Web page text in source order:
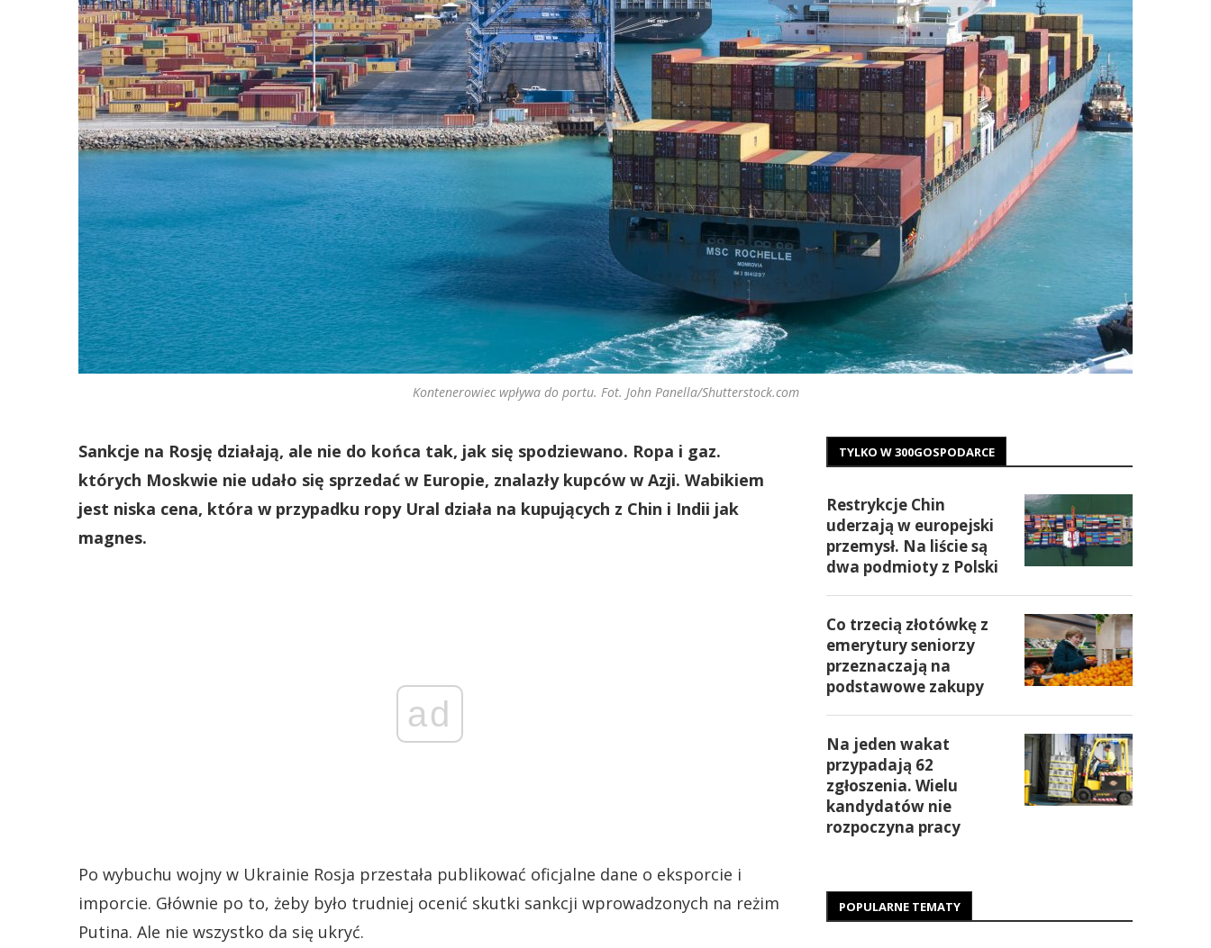
Kontenerowiec wpływa do portu. Fot. John Panella/Shutterstock.com
Sankcje na Rosję działają, ale nie do końca tak, jak się spodziewano. Ropa i gaz.
których Moskwie nie udało się sprzedać w Europie, znalazły kupców w Azji. Wabikiem
jest niska cena, która w przypadku ropy Ural działa na kupujących z Chin i Indii jak
magnes.
ad
Po wybuchu wojny w Ukrainie Rosja przestała publikować oficjalne dane o eksporcie i
imporcie. Głównie po to, żeby było trudniej ocenić skutki sankcji wprowadzonych na reżim
Putina. Ale nie wszystko da się ukryć.
TYLKO W 300GOSPODARCE
Restrykcje Chin
uderzają w europejski
przemysł. Na liście są
dwa podmioty z Polski
Co trzecią złotówkę z
emerytury seniorzy
przeznaczają na
podstawowe zakupy
Na jeden wakat
przypadają 62
zgłoszenia. Wielu
kandydatów nie
rozpoczyna pracy
POPULARNE TEMATY